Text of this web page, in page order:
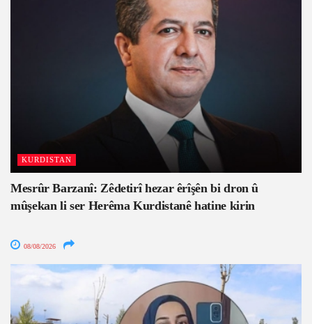
KURDISTAN
Mesrûr Barzanî: Zêdetirî hezar êrîşên bi dron û
mûşekan li ser Herêma Kurdistanê hatine kirin
08/08/2026